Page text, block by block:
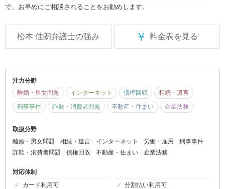
で、お早めにご相談されることをお勧めします。
松本 佳朗弁護士の強み ￥ 料金表を見る
注力分野
離婚・男女問題
インターネット 債権回収
相続・遺言
刑事事件
詐欺・消費者問題 不動産・住まい 企業法務
取扱分野
離婚・男女問題
相続・遺言 インターネット 労働・雇用
刑事事件
詐欺・消費者問題
債権回収 不動産・住まい 企業法務
対応体制
カード利用可
分割払い利用可